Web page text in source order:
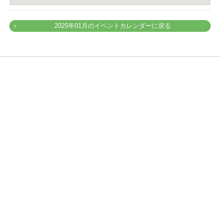
2025年01月のイベントカレンダーに戻る